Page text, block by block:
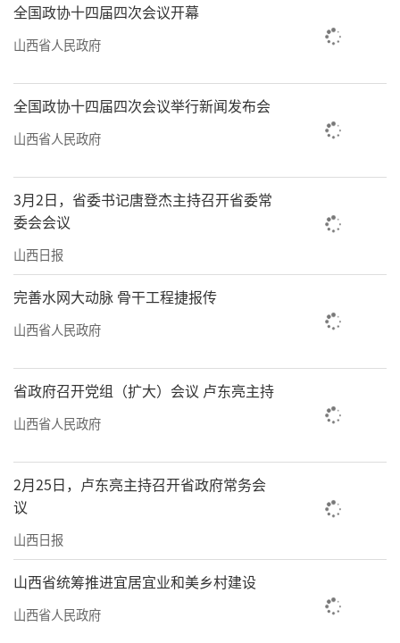
全国政协十四届四次会议开幕
山西省人民政府
全国政协十四届四次会议举行新闻发布会
山西省人民政府
3月2日，省委书记唐登杰主持召开省委常
委会会议
山西日报
完善水网大动脉 骨干工程捷报传
山西省人民政府
省政府召开党组（扩大）会议 卢东亮主持
山西省人民政府
2月25日，卢东亮主持召开省政府常务会
议
山西日报
山西省统筹推进宜居宜业和美乡村建设
山西省人民政府